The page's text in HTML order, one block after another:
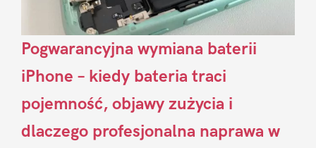
Pogwarancyjna wymiana baterii
iPhone – kiedy bateria traci
pojemność, objawy zużycia i
dlaczego profesjonalna naprawa w